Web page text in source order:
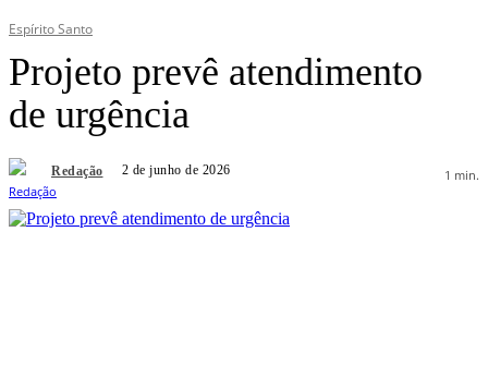
Espírito Santo
Projeto prevê atendimento
de urgência
Redação 2 de junho de 2026 1 min.